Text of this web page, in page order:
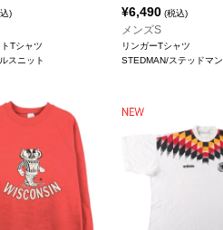
)
Tシャツ
スニット
¥6,490 (税込)
メンズS
リンガーTシャツ
STEDMAN/ステッドマン